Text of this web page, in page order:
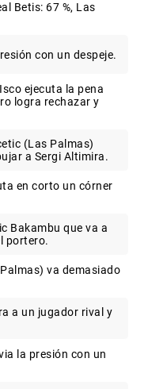
Betis: 67 %, Las
con un despeje.
ejecuta la pena
logra rechazar y
(Las Palmas)
a Sergi Altimira.
en corto un córner
Bakambu que va a
portero.
va demasiado
a un jugador rival y
la presión con un